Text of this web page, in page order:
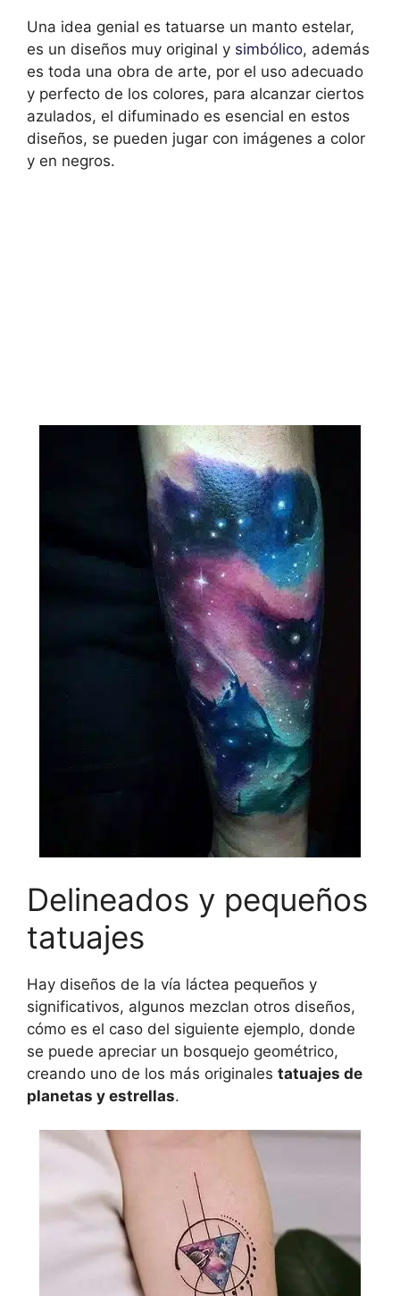
Una idea genial es tatuarse un manto estelar,
es un diseños muy original y simbólico, además
es toda una obra de arte, por el uso adecuado
y perfecto de los colores, para alcanzar ciertos
azulados, el difuminado es esencial en estos
diseños, se pueden jugar con imágenes a color
y en negros.
Delineados y pequeños
tatuajes
Hay diseños de la vía láctea pequeños y
significativos, algunos mezclan otros diseños,
cómo es el caso del siguiente ejemplo, donde
se puede apreciar un bosquejo geométrico,
creando uno de los más originales tatuajes de
planetas y estrellas.